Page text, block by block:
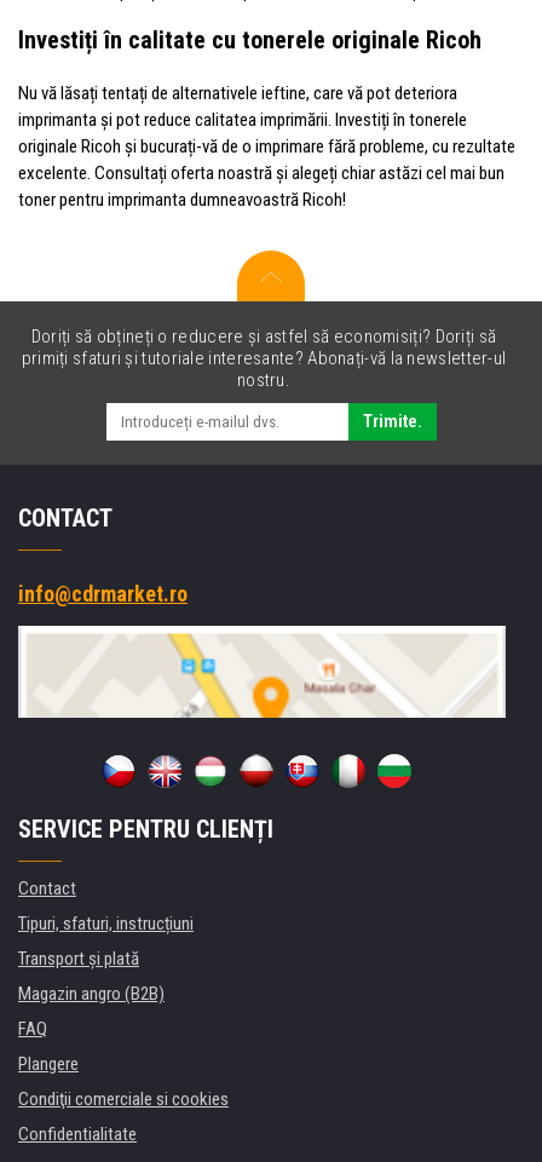
Investiți în calitate cu tonerele originale Ricoh
Nu vă lăsați tentați de alternativele ieftine, care vă pot deteriora
imprimanta și pot reduce calitatea imprimării. Investiți în tonerele
originale Ricoh și bucurați-vă de o imprimare fără probleme, cu rezultate
excelente. Consultați oferta noastră și alegeți chiar astăzi cel mai bun
toner pentru imprimanta dumneavoastră Ricoh!
Doriți să obțineți o reducere și astfel să economisiți? Doriți să
primiți sfaturi și tutoriale interesante? Abonați-vă la newsletter-ul
nostru.
Trimite.
CONTACT
info@cdrmarket.ro
SERVICE PENTRU CLIENȚI
Contact
Tipuri, sfaturi, instrucțiuni
Transport şi plată
Magazin angro (B2B)
FAQ
Plangere
Condiţii comerciale si cookies
Confidentialitate